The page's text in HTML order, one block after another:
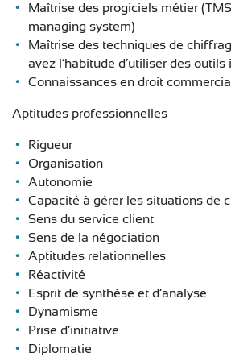
Maîtrise des progiciels métier
managing system)
Maîtrise des techniques de
avez l’habitude d’utiliser des
Connaissances en droit
Aptitudes professionnelles
Rigueur
Organisation
Autonomie
Capacité à gérer les situations de
Sens du service client
Sens de la négociation
Aptitudes relationnelles
Réactivité
Esprit de synthèse et d’analyse
Dynamisme
Prise d’initiative
Diplomatie